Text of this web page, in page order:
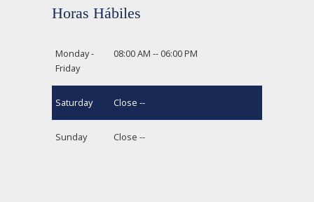
Horas Hábiles
Monday -
Friday
08:00 AM -- 06:00 PM
Saturday Close --
Sunday Close --